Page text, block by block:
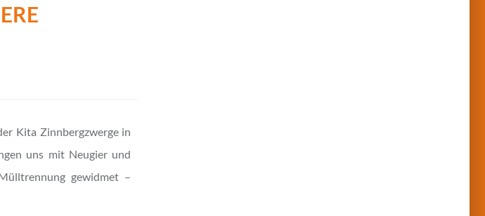
Kita Zinnbergzwerge in
uns mit Neugier und
gewidmet –